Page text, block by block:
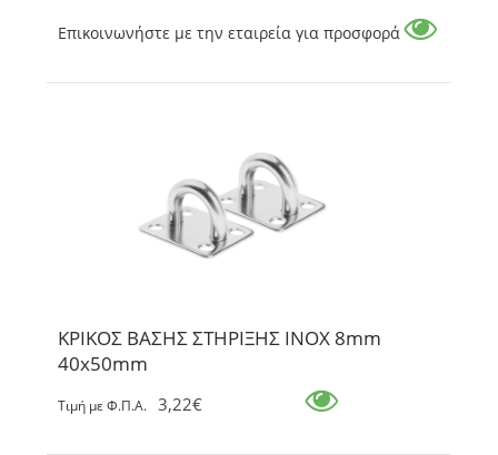
Επικοινωνήστε με την εταιρεία για προσφορά
ΚΡΙΚΟΣ ΒΑΣΗΣ ΣΤΗΡΙΞΗΣ INOX 8mm
40x50mm
Tιμή με Φ.Π.Α. 3,22€